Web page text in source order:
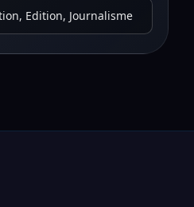
Edition, Journalisme